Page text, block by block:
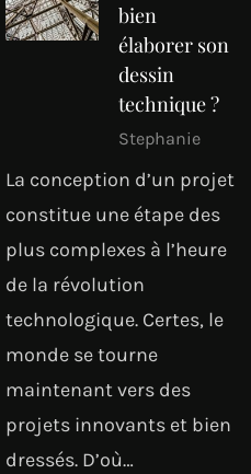
bien
élaborer son
dessin
technique ?
Stephanie
La conception d’un projet
constitue une étape des
plus complexes à l’heure
de la révolution
technologique. Certes, le
monde se tourne
maintenant vers des
projets innovants et bien
dressés. D’où…